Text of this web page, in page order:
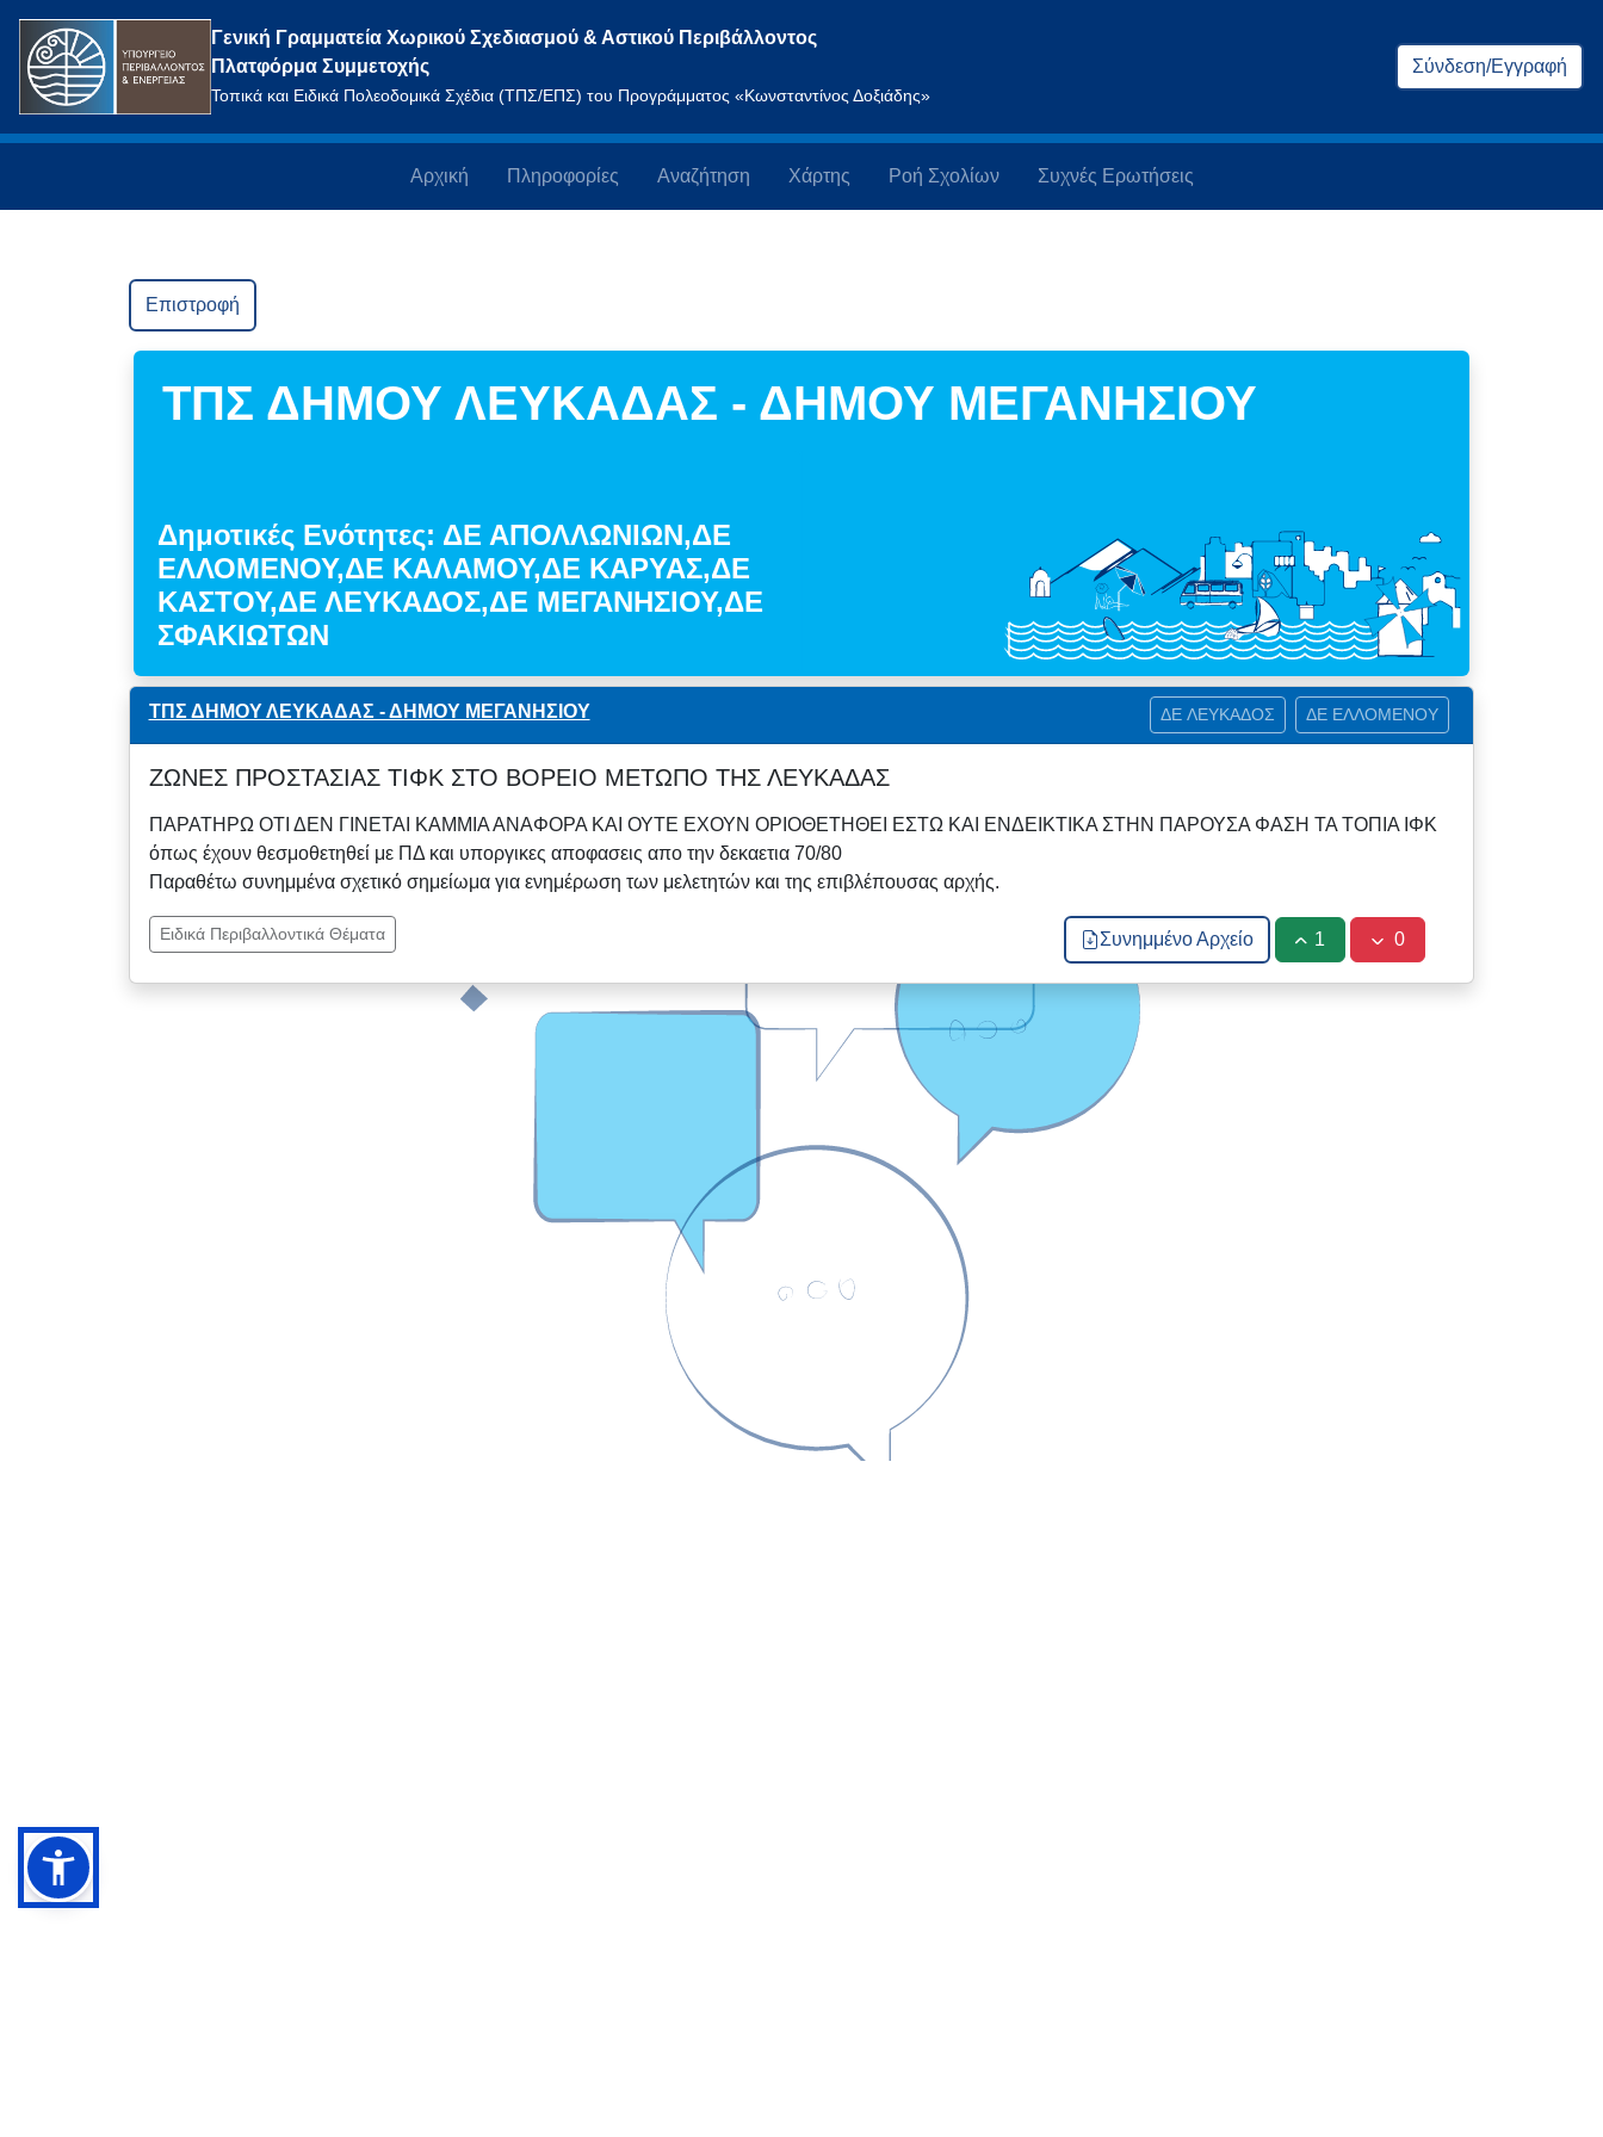
Γενική Γραμματεία Χωρικού Σχεδιασμού & Αστικού Περιβάλλοντος
Πλατφόρμα Συμμετοχής
Τοπικά και Ειδικά Πολεοδομικά Σχέδια (ΤΠΣ/ΕΠΣ) του Προγράμματος «Κωνσταντίνος Δοξιάδης»
Σύνδεση/Εγγραφή
Αρχική Πληροφορίες Αναζήτηση Χάρτης Ροή Σχολίων Συχνές Ερωτήσεις
Επιστροφή
ΤΠΣ ΔΗΜΟΥ ΛΕΥΚΑΔΑΣ - ΔΗΜΟΥ ΜΕΓΑΝΗΣΙΟΥ
Δημοτικές Ενότητες: ΔΕ ΑΠΟΛΛΩΝΙΩΝ,ΔΕ
ΕΛΛΟΜΕΝΟΥ,ΔΕ ΚΑΛΑΜΟΥ,ΔΕ ΚΑΡΥΑΣ,ΔΕ
ΚΑΣΤΟΥ,ΔΕ ΛΕΥΚΑΔΟΣ,ΔΕ ΜΕΓΑΝΗΣΙΟΥ,ΔΕ
ΣΦΑΚΙΩΤΩΝ
ΤΠΣ ΔΗΜΟΥ ΛΕΥΚΑΔΑΣ - ΔΗΜΟΥ ΜΕΓΑΝΗΣΙΟΥ ΔΕ ΕΛΛΟΜΕΝΟΥ
ΔΕ ΛΕΥΚΑΔΟΣ
ΖΩΝΕΣ ΠΡΟΣΤΑΣΙΑΣ ΤΙΦΚ ΣΤΟ ΒΟΡΕΙΟ ΜΕΤΩΠΟ ΤΗΣ ΛΕΥΚΑΔΑΣ
ΠΑΡΑΤΗΡΩ ΟΤΙ ΔΕΝ ΓΙΝΕΤΑΙ ΚΑΜΜΙΑ ΑΝΑΦΟΡΑ ΚΑΙ ΟΥΤΕ ΕΧΟΥΝ ΟΡΙΟΘΕΤΗΘΕΙ ΕΣΤΩ ΚΑΙ ΕΝΔΕΙΚΤΙΚΑ ΣΤΗΝ ΠΑΡΟΥΣΑ ΦΑΣΗ ΤΑ ΤΟΠΙΑ ΙΦΚ
όπως έχουν θεσμοθετηθεί με ΠΔ και υποργικες αποφασεις απο την δεκαετια 70/80
Παραθέτω συνημμένα σχετικό σημείωμα για ενημέρωση των μελετητών και της επιβλέπουσας αρχής.
Ειδικά Περιβαλλοντικά Θέματα Συνημμένο Αρχείο 1 0